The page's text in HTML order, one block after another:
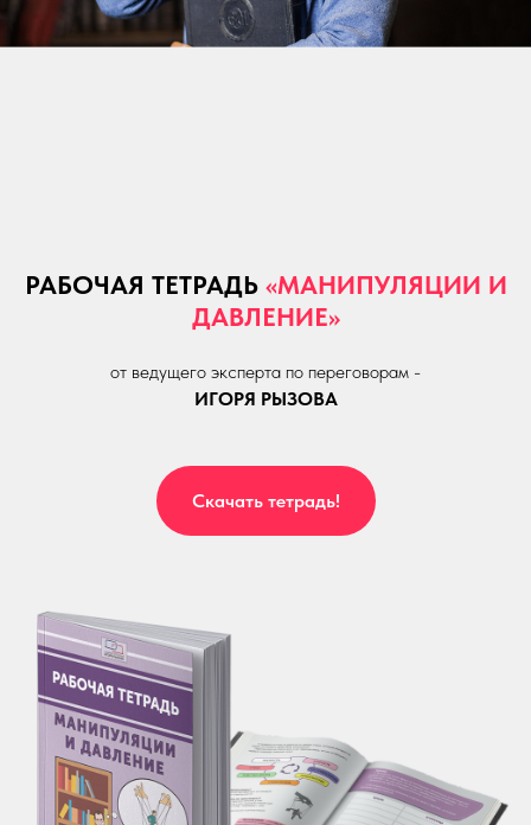
РАБОЧАЯ ТЕТРАДЬ «МАНИПУЛЯЦИИ И
ДАВЛЕНИЕ»
от ведущего эксперта по переговорам -
ИГОРЯ РЫЗОВА
Скачать тетрадь!